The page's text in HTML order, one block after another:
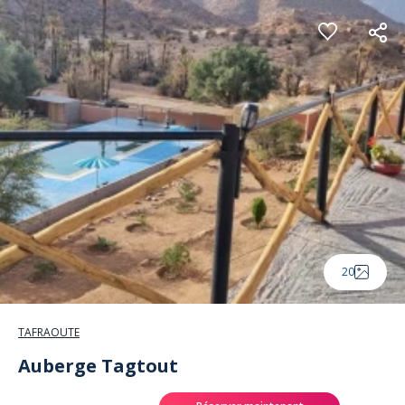
Panneau de gestion des cookies
20
TAFRAOUTE
Auberge Tagtout